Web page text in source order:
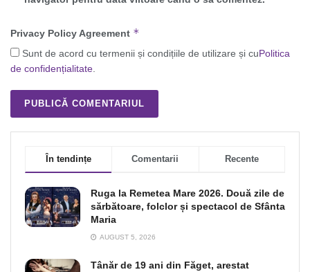
Privacy Policy Agreement *
Sunt de acord cu termenii și condițiile de utilizare și cuPolitica
de confidențialitate.
În tendințe Comentarii Recente
Ruga la Remetea Mare 2026. Două zile de
sărbătoare, folclor și spectacol de Sfânta
Maria
AUGUST 5, 2026
Tânăr de 19 ani din Făget, arestat